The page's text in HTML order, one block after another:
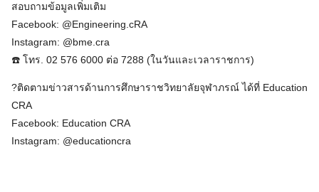
สอบถามข้อมูลเพิ่มเติม
Facebook: @Engineering.cRA
Instagram: @bme.cra
☎️ โทร. 02 576 6000 ต่อ 7288 (ในวันและเวลาราชการ)
?ติดตามข่าวสารด้านการศึกษาราชวิทยาลัยจุฬาภรณ์ ได้ที่ Education
CRA
Facebook: Education CRA
Instagram: @educationcra